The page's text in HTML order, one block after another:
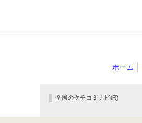
ホーム
全国のクチコミナビ(R)